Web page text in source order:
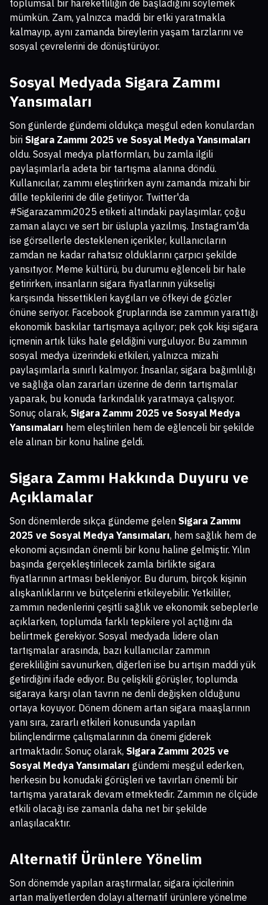
toplumsal bir hareketliliğin de başladığını söylemek
mümkün. Zam, yalnızca maddi bir etki yaratmakla
kalmayıp, aynı zamanda bireylerin yaşam tarzlarını ve
sosyal çevrelerini de dönüştürüyor.
Sosyal Medyada Sigara Zammı
Yansımaları
Son günlerde gündemi oldukça meşgul eden konulardan
biri Sigara Zammı 2025 ve Sosyal Medya Yansımaları
oldu. Sosyal medya platformları, bu zamla ilgili
paylaşımlarla adeta bir tartışma alanına döndü.
Kullanıcılar, zammı eleştirirken aynı zamanda mizahi bir
dille tepkilerini de dile getiriyor. Twitter'da
#Sigarazammı2025 etiketi altındaki paylaşımlar, çoğu
zaman alaycı ve sert bir üslupla yazılmış. Instagram'da
ise görsellerle desteklenen içerikler, kullanıcıların
zamdan ne kadar rahatsız olduklarını çarpıcı şekilde
yansıtıyor. Meme kültürü, bu durumu eğlenceli bir hale
getirirken, insanların sigara fiyatlarının yükselişi
karşısında hissettikleri kaygıları ve öfkeyi de gözler
önüne seriyor. Facebook gruplarında ise zammın yarattığı
ekonomik baskılar tartışmaya açılıyor; pek çok kişi sigara
içmenin artık lüks hale geldiğini vurguluyor. Bu zammın
sosyal medya üzerindeki etkileri, yalnızca mizahi
paylaşımlarla sınırlı kalmıyor. İnsanlar, sigara bağımlılığı
ve sağlığa olan zararları üzerine de derin tartışmalar
yaparak, bu konuda farkındalık yaratmaya çalışıyor.
Sonuç olarak, Sigara Zammı 2025 ve Sosyal Medya
Yansımaları hem eleştirilen hem de eğlenceli bir şekilde
ele alınan bir konu haline geldi.
Sigara Zammı Hakkında Duyuru ve
Açıklamalar
Son dönemlerde sıkça gündeme gelen Sigara Zammı
2025 ve Sosyal Medya Yansımaları, hem sağlık hem de
ekonomi açısından önemli bir konu haline gelmiştir. Yılın
başında gerçekleştirilecek zamla birlikte sigara
fiyatlarının artması bekleniyor. Bu durum, birçok kişinin
alışkanlıklarını ve bütçelerini etkileyebilir. Yetkililer,
zammın nedenlerini çeşitli sağlık ve ekonomik sebeplerle
açıklarken, toplumda farklı tepkilere yol açtığını da
belirtmek gerekiyor. Sosyal medyada lidere olan
tartışmalar arasında, bazı kullanıcılar zammın
gerekliliğini savunurken, diğerleri ise bu artışın maddi yük
getirdiğini ifade ediyor. Bu çelişkili görüşler, toplumda
sigaraya karşı olan tavrın ne denli değişken olduğunu
ortaya koyuyor. Dönem dönem artan sigara maaşlarının
yanı sıra, zararlı etkileri konusunda yapılan
bilinçlendirme çalışmalarının da önemi giderek
artmaktadır. Sonuç olarak, Sigara Zammı 2025 ve
Sosyal Medya Yansımaları gündemi meşgul ederken,
herkesin bu konudaki görüşleri ve tavırları önemli bir
tartışma yaratarak devam etmektedir. Zammın ne ölçüde
etkili olacağı ise zamanla daha net bir şekilde
anlaşılacaktır.
Alternatif Ürünlere Yönelim
Son dönemde yapılan araştırmalar, sigara içicilerinin
artan maliyetlerden dolayı alternatif ürünlere yönelme